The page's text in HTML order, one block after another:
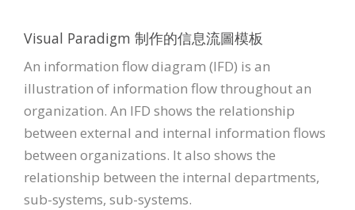
Visual Paradigm 制作的信息流圖模板
An information flow diagram (IFD) is an
illustration of information flow throughout an
organization. An IFD shows the relationship
between external and internal information flows
between organizations. It also shows the
relationship between the internal departments,
sub-systems, sub-systems.